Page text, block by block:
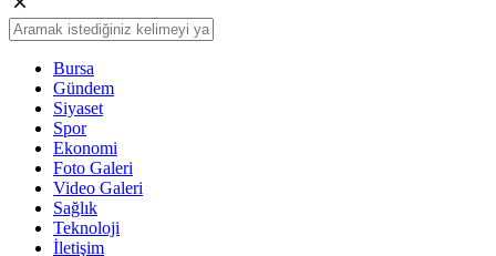
Bursa
Gündem
Siyaset
Spor
Ekonomi
Foto Galeri
Video Galeri
Sağlık
Teknoloji
İletişim